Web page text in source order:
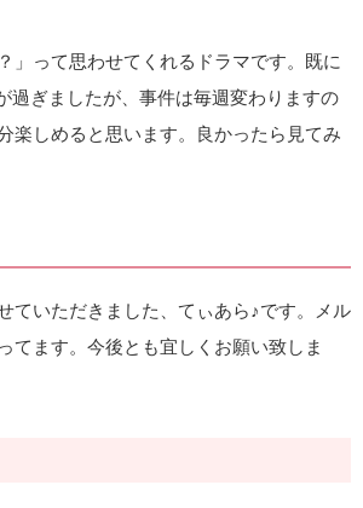
」って思わせてくれるドラマです。既に
過ぎましたが、事件は毎週変わりますの
楽しめると思います。良かったら見てみ
ていただきました、てぃあら♪です。メル
てます。今後とも宜しくお願い致しま